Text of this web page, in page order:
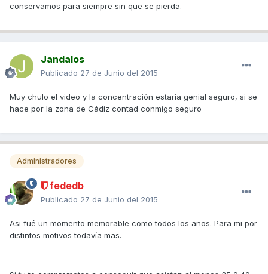
conservamos para siempre sin que se pierda.
Jandalos
Publicado 27 de Junio del 2015
Muy chulo el video y la concentración estaría genial seguro, si se
hace por la zona de Cádiz contad conmigo seguro
Administradores
fededb
Publicado 27 de Junio del 2015
Asi fué un momento memorable como todos los años. Para mi por
distintos motivos todavía mas.